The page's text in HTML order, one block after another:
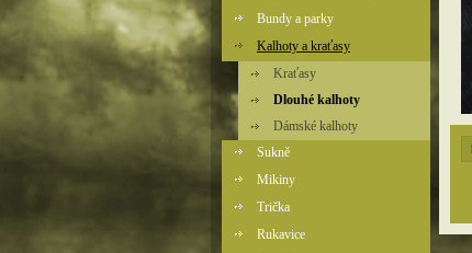
Bundy a parky
Kalhoty a kraťasy
Kraťasy
Dlouhé kalhoty
Dámské kalhoty
Sukně
Mikiny
Trička
Rukavice